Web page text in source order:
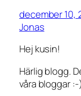
december 10,
Jonas
Hej kusin!
Härlig blogg.
våra bloggar